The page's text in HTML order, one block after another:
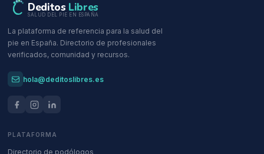
Deditos Libres
SALUD DEL PIE EN ESPAÑA
La plataforma de referencia para la salud del
pie en España. Directorio de profesionales
verificados, comunidad y recursos.
hola@deditoslibres.es
PLATAFORMA
Directorio de podólogos